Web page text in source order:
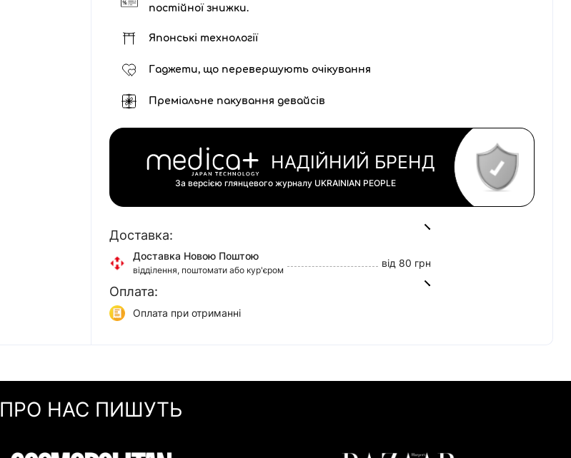
постійної знижки.
Японські технології
Гаджети, що перевершують очікування
Преміальне пакування девайсів
НАДІЙНИЙ БРЕНД
За версією глянцевого журналу UKRAINIAN PEOPLE
Доставка:
Доставка Новою Поштою
відділення, поштомати або кур'єром
від 80 грн
Доставка Укр Поштою
Оплата:
Оплата при отриманні
Миттєва розстрочка (Приват Банк)
Покупка частинами (Моно Банк)
ПРО НАС ПИШУТЬ